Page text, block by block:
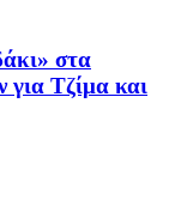
στα
για Τζίμα και